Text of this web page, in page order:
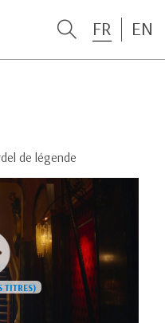
FR EN
de légende